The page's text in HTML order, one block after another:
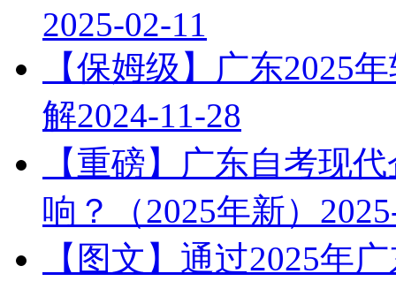
2025-02-11
【保姆级】广东2025
解2024-11-28
【重磅】广东自考现
响？（2025年新）
【图文】通过2025年